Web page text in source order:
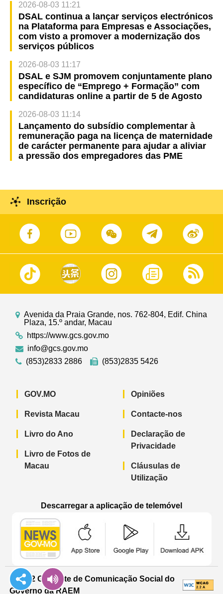
2026-08-03 11:21
DSAL continua a lançar serviços electrónicos
na Plataforma para Empresas e Associações,
com visto a promover a modernização dos
serviços públicos
2026-08-03 11:17
DSAL e SJM promovem conjuntamente plano
específico de “Emprego + Formação” com
candidaturas online a partir de 5 de Agosto
2026-08-03 11:14
Lançamento do subsídio complementar à
remuneração paga na licença de maternidade
de carácter permanente para ajudar a aliviar
a pressão dos empregadores das PME
Inscrição
Avenida da Praia Grande, nos. 762-804, Edif. China
Plaza, 15.º andar, Macau
https://www.gcs.gov.mo
info@gcs.gov.mo
(853)2833 2886
(853)2835 5426
GOV.MO
Revista Macau
Livro do Ano
Livro de Fotos de
Macau
Opiniões
Contacte-nos
Declaração de
Privacidade
Cláusulas de
Utilização
Descarregar a aplicação de telemóvel
© 2022 Gabinete de Comunicação Social do
Governo da RAEM